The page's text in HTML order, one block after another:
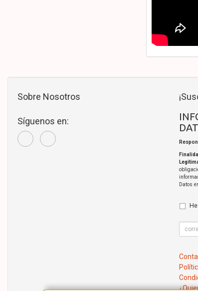
Sobre Nosotros
Síguenos en:
Datos